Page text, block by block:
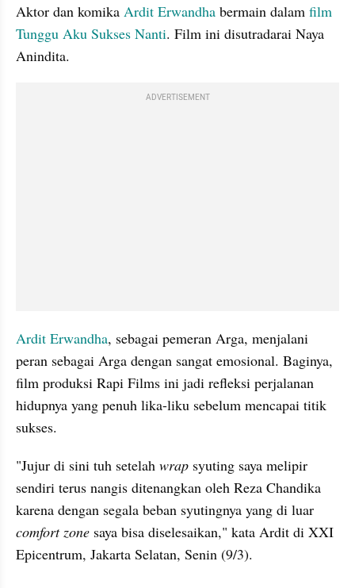
Aktor dan komika Ardit Erwandha bermain dalam film
Tunggu Aku Sukses Nanti. Film ini disutradarai Naya
Anindita.
ADVERTISEMENT
Ardit Erwandha, sebagai pemeran Arga, menjalani
peran sebagai Arga dengan sangat emosional. Baginya,
film produksi Rapi Films ini jadi refleksi perjalanan
hidupnya yang penuh lika-liku sebelum mencapai titik
sukses.
"Jujur di sini tuh setelah wrap syuting saya melipir
sendiri terus nangis ditenangkan oleh Reza Chandika
comfort zone saya bisa diselesaikan," kata Ardit di XXI
Epicentrum, Jakarta Selatan, Senin (9/3).